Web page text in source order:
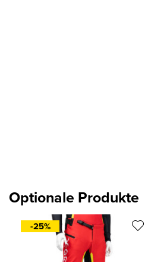
Optionale Produkte
-25%